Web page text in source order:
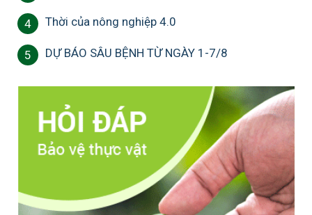
4 Thời của nông nghiệp 4.0
5 DỰ BÁO SÂU BỆNH TỪ NGÀY 1-7/8